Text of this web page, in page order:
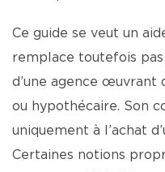
Ce guide se veut un
remplace toutefois pas
d’une agence œuvrant
ou hypothécaire. Son
uniquement à l’achat
Certaines notions